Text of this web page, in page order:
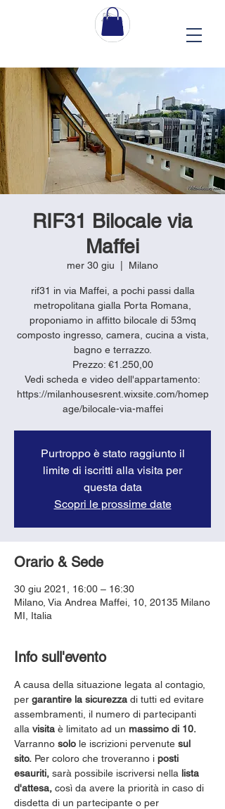
RIF31 Bilocale via
Maffei
mer 30 giu Milano
rif31 in via Maffei, a pochi passi dalla
metropolitana gialla Porta Romana,
proponiamo in affitto bilocale di 53mq
composto ingresso, camera, cucina a vista,
bagno e terrazzo.
Prezzo: €1.250,00
Vedi scheda e video dell'appartamento:
https://milanhousesrent.wixsite.com/homep
age/bilocale-via-maffei
Purtroppo è stato raggiunto il
limite di iscritti alla visita per
questa data
Scopri le prossime date
Orario & Sede
30 giu 2021, 16:00 – 16:30
Milano, Via Andrea Maffei, 10, 20135 Milano
MI, Italia
Info sull'evento
A causa della situazione legata al contagio,
per garantire la sicurezza di tutti ed evitare
assembramenti, il numero di partecipanti
alla visita è limitato ad un massimo di 10.
Varranno solo le iscrizioni pervenute sul
sito. Per coloro che troveranno i posti
esauriti, sarà possibile iscriversi nella lista
d'attesa, così da avere la priorità in caso di
disdetta di un partecipante o per